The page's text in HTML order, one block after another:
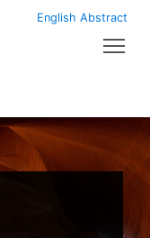
English Abstract